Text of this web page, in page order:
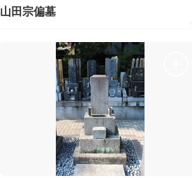
山田宗偏墓